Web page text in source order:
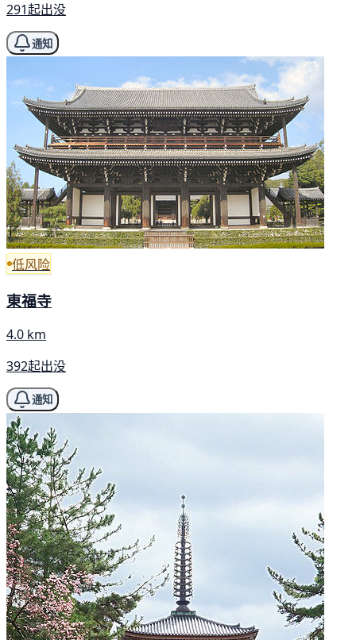
291起出没
通知
低风险
東福寺
4.0 km
392起出没
通知